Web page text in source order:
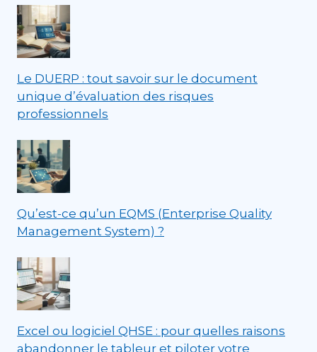
Le DUERP : tout savoir sur le document
unique d’évaluation des risques
professionnels
Qu’est-ce qu’un EQMS (Enterprise Quality
Management System) ?
Excel ou logiciel QHSE : pour quelles raisons
abandonner le tableur et piloter votre